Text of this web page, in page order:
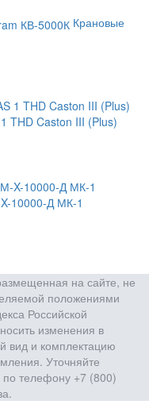
Крановые
THD Caston III (Plus)
10000-Д МК-1
на сайте, не
положениями
Российской
изменения в
вид и комплектацию
Уточняйте
по телефону +7 (800)